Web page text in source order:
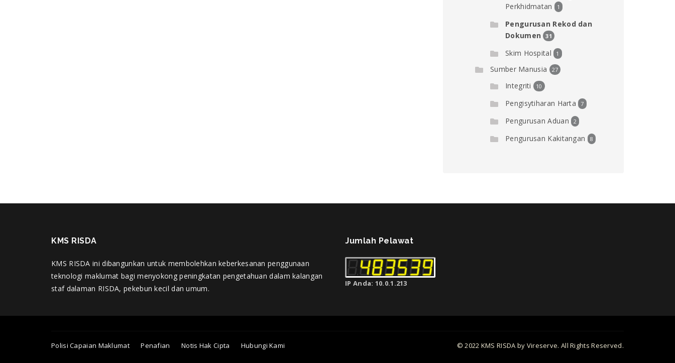
Perkhidmatan
1
Pengurusan Rekod dan
Dokumen
31
Skim Hospital 1
Sumber Manusia 27
Integriti 10
Pengisytiharan Harta 7
Pengurusan Aduan 2
Pengurusan Kakitangan 8
KMS RISDA
KMS RISDA ini dibangunkan untuk membolehkan keberkesanan penggunaan
teknologi maklumat bagi menyokong peningkatan pengetahuan dalam kalangan
staf dalaman RISDA, pekebun kecil dan umum.
Jumlah Pelawat
IP Anda: 10.0.1.213
Polisi Capaian Maklumat Penafian Notis Hak Cipta Hubungi Kami © 2022 KMS RISDA by Vireserve. All Rights Reserved.